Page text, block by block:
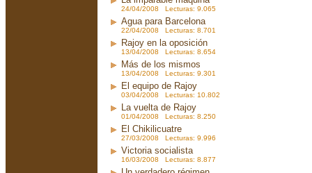
24/04/2008 Lecturas: 9.065
Agua para Barcelona
22/04/2008 Lecturas: 8.701
Rajoy en la oposición
13/04/2008 Lecturas: 8.654
Más de los mismos
13/04/2008 Lecturas: 9.301
El equipo de Rajoy
03/04/2008 Lecturas: 10.802
La vuelta de Rajoy
01/04/2008 Lecturas: 8.250
El Chikilicuatre
27/03/2008 Lecturas: 9.996
Victoria socialista
16/03/2008 Lecturas: 8.877